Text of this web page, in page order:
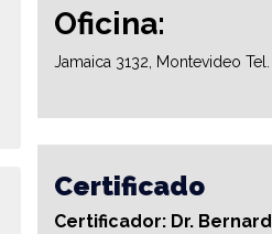
Oficina:
Jamaica 3132, Montevideo
Certificado
Certificador: Dr.